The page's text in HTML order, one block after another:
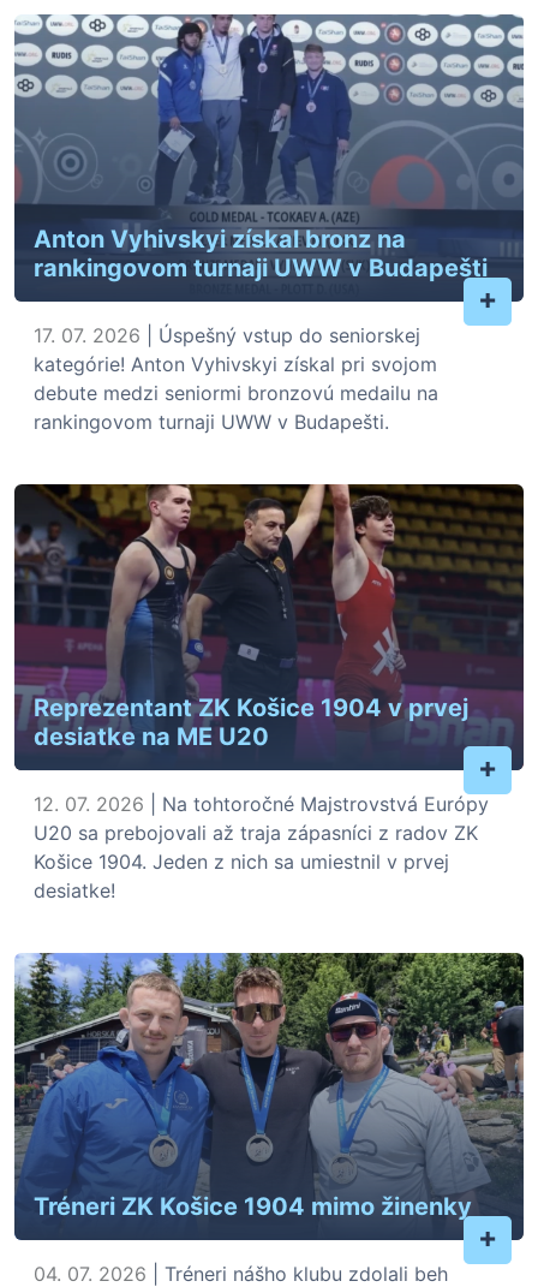
Anton Vyhivskyi získal bronz na
rankingovom turnaji UWW v Budapešti
+
17. 07. 2026 | Úspešný vstup do seniorskej
kategórie! Anton Vyhivskyi získal pri svojom
debute medzi seniormi bronzovú medailu na
rankingovom turnaji UWW v Budapešti.
Reprezentant ZK Košice 1904 v prvej
desiatke na ME U20
+
12. 07. 2026 | Na tohtoročné Majstrovstvá Európy
U20 sa prebojovali až traja zápasníci z radov ZK
Košice 1904. Jeden z nich sa umiestnil v prvej
desiatke!
Tréneri ZK Košice 1904 mimo žinenky
+
04. 07. 2026 | Tréneri nášho klubu zdolali beh